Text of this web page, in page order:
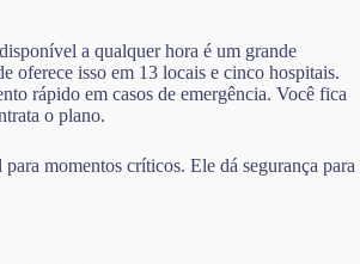
a qualquer hora é um grande
oferece isso em 13 locais e cinco hospitais.
rápido em casos de emergência. Você fica
o plano.
para momentos críticos. Ele dá segurança para